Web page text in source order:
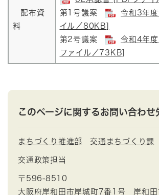
配布資
料
第1号議案
令和3年
イル／80KB]
第2号議案
令和4年
ファイル／73KB]
このページに関するお問い合わせ
まちづくり推進部 交通まちづくり課
交通政策担当
〒596-8510
大阪府岸和田市岸城町7番1号 岸和田